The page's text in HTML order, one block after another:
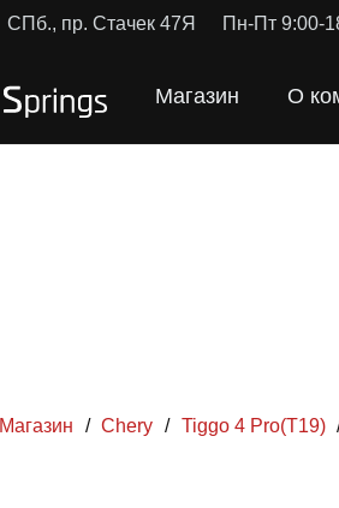
СПб., пр. Стачек 47Я Пн-Пт 9:00-
Магазин О
Магазин / Chery / Tiggo 4 Pro(T19)